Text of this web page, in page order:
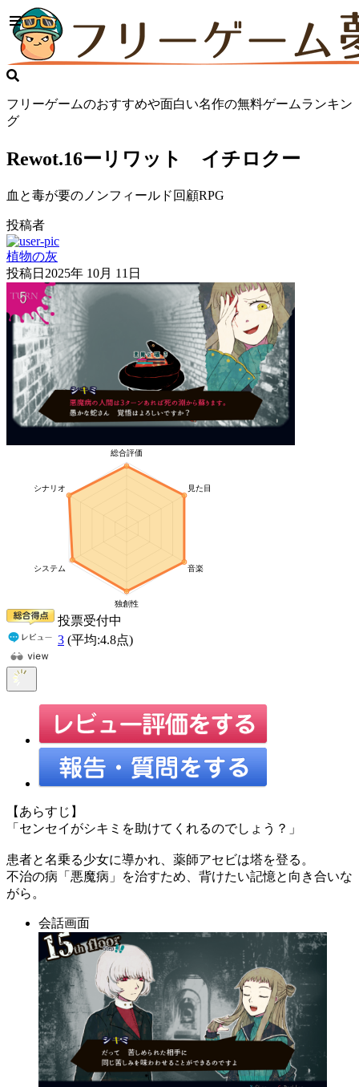
フリーゲームのおすすめや面白い名作の無料ゲームランキン
グ
Rewot.16ーリワット イチロクー
血と毒が要のノンフィールド回顧RPG
投稿者
植物の灰
投稿日 2025年 10月 11日
投票受付中
3 (平均:4.8点)
【あらすじ】
「センセイがシキミを助けてくれるのでしょう？」
患者と名乗る少女に導かれ、薬師アセビは塔を登る。
不治の病「悪魔病」を治すため、背けたい記憶と向き合いな
がら。
会話画面